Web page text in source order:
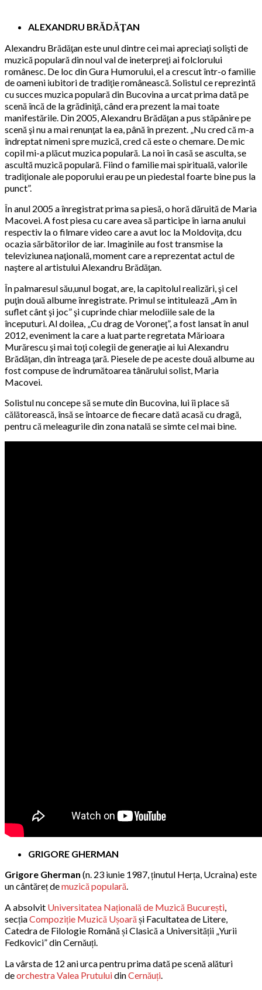
ALEXANDRU BRĂDĂŢAN
Alexandru Brădăţan este unul dintre cei mai apreciaţi solişti de
muzică populară din noul val de ineterpreţi ai folclorului
românesc. De loc din Gura Humorului, el a crescut într-o familie
de oameni iubitori de tradiţie românească. Solistul ce reprezintă
cu succes muzica populară din Bucovina a urcat prima dată pe
scenă încă de la grădiniţă, când era prezent la mai toate
manifestările. Din 2005, Alexandru Brădăţan a pus stăpânire pe
scenă şi nu a mai renunţat la ea, până în prezent. „Nu cred că m-a
îndreptat nimeni spre muzică, cred că este o chemare. De mic
copil mi-a plăcut muzica populară. La noi în casă se asculta, se
ascultă muzică populară. Fiind o familie mai spirituală, valorile
tradiţionale ale poporului erau pe un piedestal foarte bine pus la
punct”.
În anul 2005 a înregistrat prima sa piesă, o horă dăruită de Maria
Macovei. A fost piesa cu care avea să participe în iarna anului
respectiv la o filmare video care a avut loc la Moldoviţa, dcu
ocazia sărbătorilor de iar. Imaginile au fost transmise la
televiziunea naţională, moment care a reprezentat actul de
naştere al artistului Alexandru Brădăţan.
În palmaresul său,unul bogat, are, la capitolul realizări, şi cel
puţin două albume înregistrate. Primul se intitulează „Am în
suflet cânt şi joc” şi cuprinde chiar melodiile sale de la
începuturi. Al doilea, „Cu drag de Voroneţ”, a fost lansat în anul
2012, eveniment la care a luat parte regretata Mărioara
Murărescu şi mai toţi colegii de generaţie ai lui Alexandru
Brădăţan, din întreaga ţară. Piesele de pe aceste două albume au
fost compuse de îndrumătoarea tânărului solist, Maria
Macovei.
Solistul nu concepe să se mute din Bucovina, lui îi place să
călătorească, însă se întoarce de fiecare dată acasă cu dragă,
pentru că meleagurile din zona natală se simte cel mai bine.
GRIGORE GHERMAN
Grigore Gherman (n. 23 iunie 1987, ținutul Herța, Ucraina) este
un cântăreț demuzică populară.
A absolvit Universitatea Națională de Muzică București,
secțiaCompoziție Muzică Ușoară și Facultatea de Litere,
Catedra de Filologie Română și Clasică a Universității „Yurii
Fedkovici” din Cernăuți.
La vârsta de 12 ani urca pentru prima dată pe scenă alături
deorchestra Valea PrutuluidinCernăuți.